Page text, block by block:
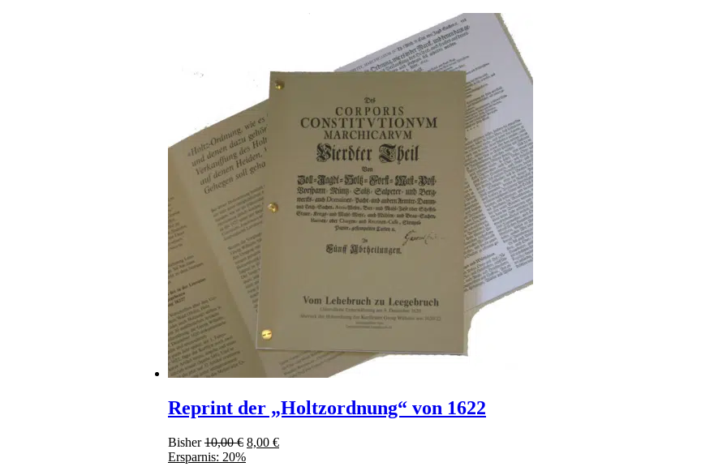
Reprint der „Holtzordnung“ von 1622
Bisher 10,00€ 8,00 €
Ersparnis: 20%